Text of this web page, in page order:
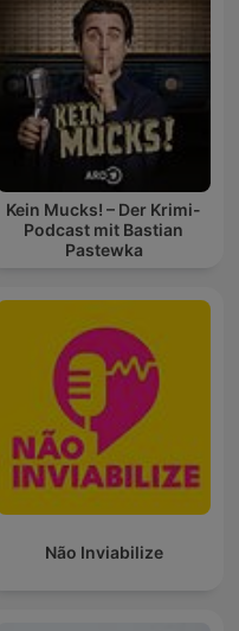
Kein Mucks! – Der Krimi-
Podcast mit Bastian
Pastewka
Não Inviabilize